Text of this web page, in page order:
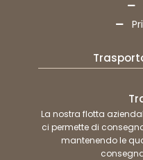
La nostra flotta
ci permette di
mantenendo le